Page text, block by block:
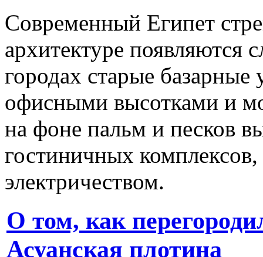
Современный Египет
архитектуре появляются
городах старые базарные
офисными высотками и
на фоне пальм и песков
гостиничных
электричеством.
О том, как
Асуанская плотина